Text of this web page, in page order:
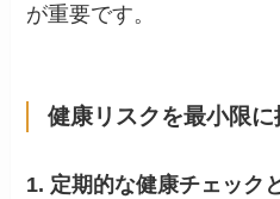
が重要です。
健康リスクを最小限
1. 定期的な健康チェック